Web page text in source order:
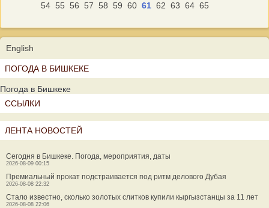
54 55 56 57 58 59 60 61 62 63 64 65
English
ПОГОДА В БИШКЕКЕ
Погода в Бишкеке
ССЫЛКИ
ЛЕНТА НОВОСТЕЙ
Сегодня в Бишкеке. Погода, мероприятия, даты
2026-08-09 00:15
Премиальный прокат подстраивается под ритм делового Дубая
2026-08-08 22:32
Стало известно, сколько золотых слитков купили кыргызстанцы за 11 лет
2026-08-08 22:06